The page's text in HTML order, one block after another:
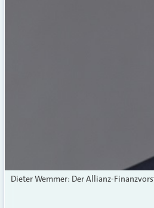
Dieter Wemmer: Der Allianz-